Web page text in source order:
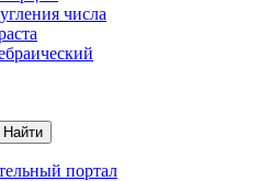
числа
Найти
портал